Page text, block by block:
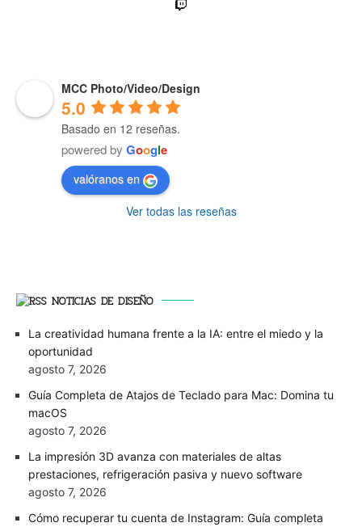
MCC Photo/Video/Design
5.0
Basado en 12 reseñas.
powered by Google
valóranos en
Ver todas las reseñas
NOTICIAS DE DISEÑO
La creatividad humana frente a la IA: entre el miedo y la
oportunidad
agosto 7, 2026
Guía Completa de Atajos de Teclado para Mac: Domina tu
macOS
agosto 7, 2026
La impresión 3D avanza con materiales de altas
prestaciones, refrigeración pasiva y nuevo software
agosto 7, 2026
Cómo recuperar tu cuenta de Instagram: Guía completa